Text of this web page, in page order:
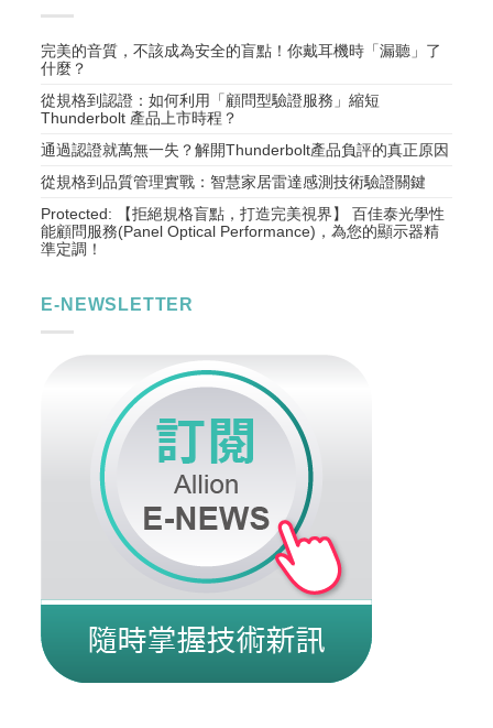
完美的音質，不該成為安全的盲點！你戴耳機時「漏聽」了
什麼？
從規格到認證：如何利用「顧問型驗證服務」縮短
Thunderbolt 產品上市時程？
通過認證就萬無一失？解開Thunderbolt產品負評的真正原因
從規格到品質管理實戰：智慧家居雷達感測技術驗證關鍵
Protected: 【拒絕規格盲點，打造完美視界】 百佳泰光學性
能顧問服務(Panel Optical Performance)，為您的顯示器精
準定調！
E-NEWSLETTER